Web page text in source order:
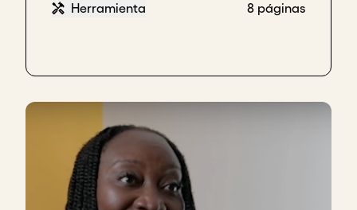
Herramienta 8 páginas